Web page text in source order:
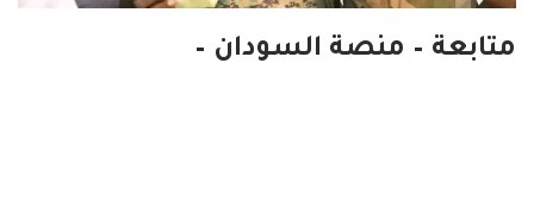
متابعة – منصة السودان –